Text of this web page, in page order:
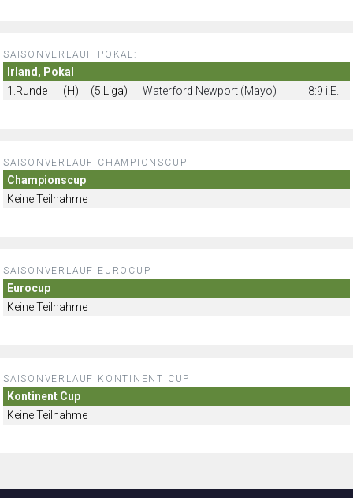
SAISONVERLAUF POKAL:
Irland, Pokal
1.Runde
(H) (5.Liga) Waterford Newport (Mayo) 8:9 i.E.
SAISONVERLAUF CHAMPIONSCUP
Championscup
Keine Teilnahme
SAISONVERLAUF EUROCUP
Eurocup
Keine Teilnahme
SAISONVERLAUF KONTINENT CUP
Kontinent Cup
Keine Teilnahme